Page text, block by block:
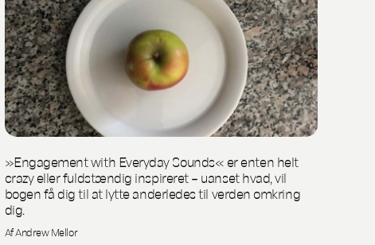
»Engagement with Everyday Sounds« er enten helt
crazy eller fuldstændig inspireret – uanset hvad, vil
bogen få dig til at lytte anderledes til verden omkring
dig.
Af Andrew Mellor